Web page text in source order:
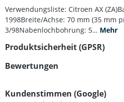
Verwendungsliste: Citroen AX
1998Breite/Achse: 70 mm (35 mm
3/98Nabenlochbohrung: 5… Mehr
Produktsicherheit (GPSR)
Bewertungen
Kundenstimmen (Google)